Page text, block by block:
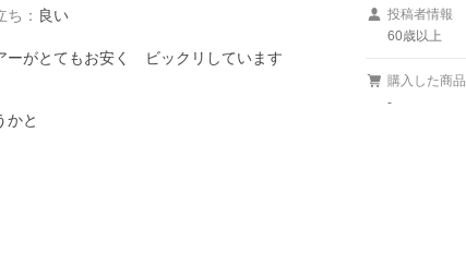
ち ： 良い
ーがとてもお安く　ビックリしています
かと
投稿者情報
60歳以上
購入した商品
-